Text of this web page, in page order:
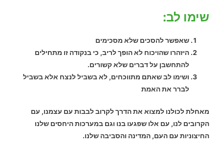
שימו לב:
שאפשר להסכים שלא מסכימים
היזהרו שהויכוח לא הופך לריב, כי בנקודה זו מתחילים
להתחשבן על דברים שלא קשורים.
ושימו לב שאתם מתווכחים, לא בשביל לנצח אלא בשביל
לברר את האמת
מאחלת לכולנו למצוא את הדרך לקרוב לבבות עם עצמנו, עם
הקרובים לנו, עם אלו שפגעו בנו וגם במערכות היחסים שלנו
החיצוניות עם העם, המדינה והסביבה שלנו.